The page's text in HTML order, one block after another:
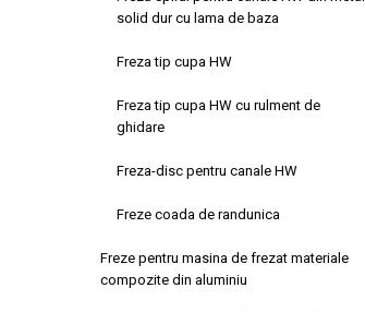
solid dur cu lama de baza
Freza tip cupa HW
Freza tip cupa HW cu rulment de
ghidare
Freza-disc pentru canale HW
Freze coada de randunica
Freze pentru masina de frezat materiale
compozite din aluminiu